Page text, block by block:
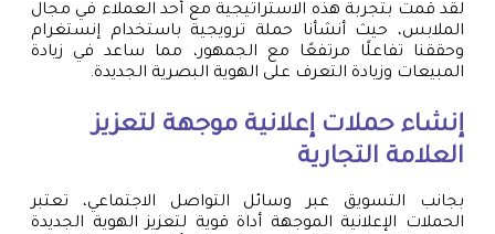
لقد قمت بتجربة هذه الاستراتيجية مع أحد العملاء في مجال
الملابس، حيث أنشأنا حملة ترويجية باستخدام إنستغرام
وحققنا تفاعلًا مرتفعًا مع الجمهور، مما ساعد في زيادة
المبيعات وزيادة التعرف على الهوية البصرية الجديدة.
إنشاء حملات إعلانية موجهة لتعزيز
العلامة التجارية
بجانب التسويق عبر وسائل التواصل الاجتماعي، تعتبر
الحملات الإعلانية الموجهة أداة قوية لتعزيز الهوية الجديدة